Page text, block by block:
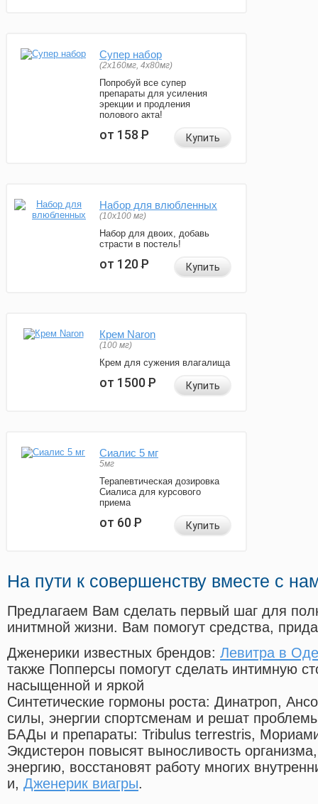
Супер набор
(2х160мг, 4х80мг)
Попробуй все супер
препараты для усиления
эрекции и продления
полового акта!
от 158Р Купить
Набор для влюбленных
(10х100 мг)
Набор для двоих, добавь
страсти в постель!
от 120Р Купить
Крем Naron
(100 мг)
Крем для сужения влагалища
от 1500Р Купить
Сиалис 5 мг
5мг
Терапевтическая дозировка
Сиалиса для курсового
приема
от 60Р Купить
На пути к совершенству вместе с
Предлагаем Вам сделать первый шаг для
инитмной жизни. Вам помогут средства,
Дженерики известных брендов: Левитра в
также Попперсы помогут сделать интимную
насыщенной и яркой
Синтетические гормоны роста: Динатроп,
силы, энергии спортсменам и решат
БАДы и препараты: Tribulus terrestris,
Экдистерон повысят выносливость
энергию, восстановят работу многих
и, Дженерик виагры.